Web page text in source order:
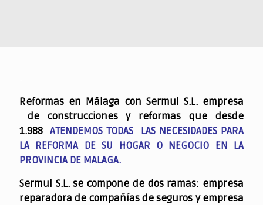
Reformas en Málaga con Sermul S.L. empresa
de construcciones y reformas que desde
1.988ATENDEMOS TODAS LAS NECESIDADES PARA
LA REFORMA DE SU HOGAR O NEGOCIO EN LA
PROVINCIA DE MALAGA.
Sermul S.L. se compone de dos ramas: empresa
reparadora de compañías de seguros y empresa